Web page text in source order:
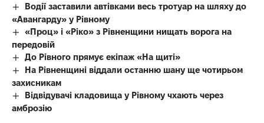
Водії заставили автівками весь тротуар на шляху до
«Авангарду» у Рівному
«Проц» і «Ріко» з Рівненщини нищать ворога на
передовій
До Рівного прямує екіпаж «На щиті»
На Рівненщині віддали останню шану ще чотирьом
захисникам
Відвідувачі кладовища у Рівному чхають через
амброзію